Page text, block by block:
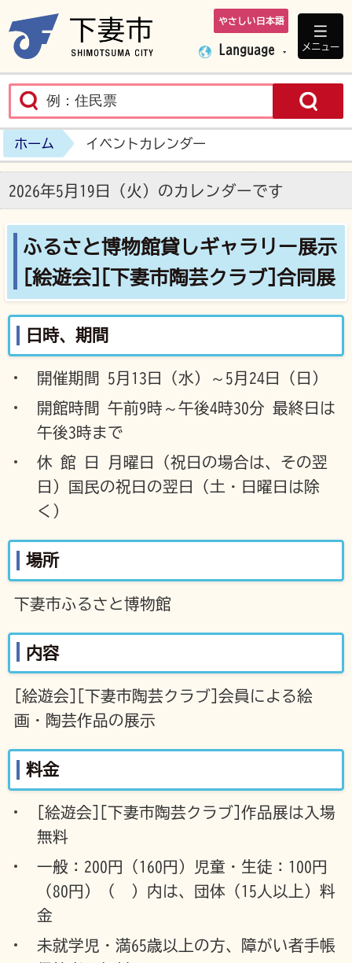
下妻市ホームペ
やさしい日本語
Language メニュー
ホーム イベントカレンダー
2026年5月19日（火）のカレンダーです
ふるさと博物館貸しギャラリー展示
[絵遊会][下妻市陶芸クラブ]合同展
日時、期間
開催期間 5月13日（水）～5月24日（日）
開館時間 午前9時～午後4時30分 最終日は
午後3時まで
休 館 日 月曜日（祝日の場合は、その翌
日）国民の祝日の翌日（土・日曜日は除
く）
場所
下妻市ふるさと博物館
内容
[絵遊会][下妻市陶芸クラブ]会員による絵
画・陶芸作品の展示
料金
[絵遊会][下妻市陶芸クラブ]作品展は入場
無料
一般：200円（160円）児童・生徒：100円
（80円）（ ）内は、団体（15人以上）料
金
未就学児・満65歳以上の方、障がい者手帳